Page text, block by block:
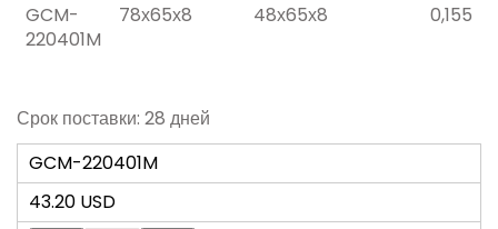
GCM-
220401M
78х65х8 48х65х8 0,155
Срок поставки: 28 дней
GCM-220401M
43.20 USD